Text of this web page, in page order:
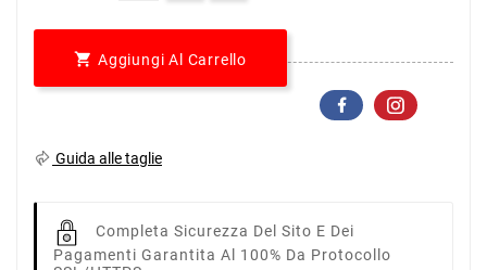
 Aggiungi Al Carrello
Guida alle taglie
Completa Sicurezza Del Sito E Dei
Pagamenti Garantita Al 100% Da Protocollo